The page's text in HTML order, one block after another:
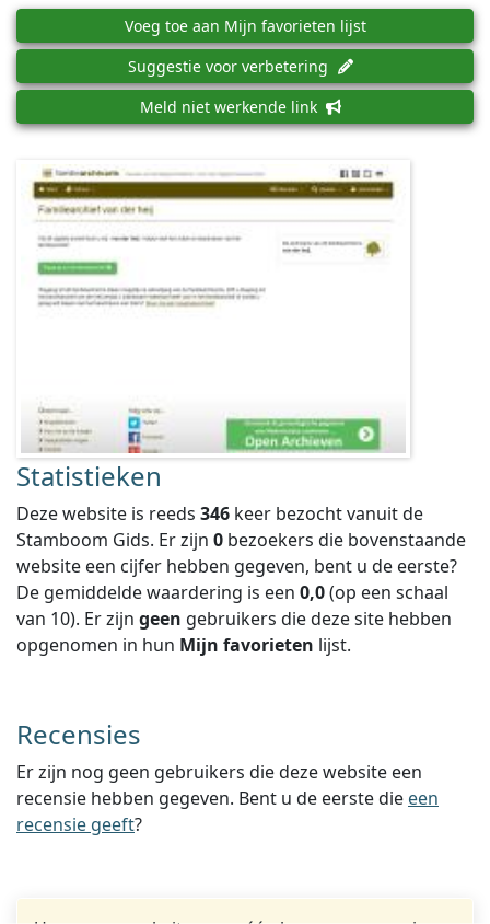
Voeg toe aan Mijn favorieten lijst
Suggestie voor verbetering
Meld niet werkende link
Statistieken
Deze website is reeds 346 keer bezocht vanuit de
Stamboom Gids. Er zijn 0 bezoekers die bovenstaande
website een cijfer hebben gegeven, bent u de eerste?
De gemiddelde waardering is een 0,0(op een schaal
van 10). Er zijn geen gebruikers die deze site hebben
opgenomen in hun Mijn favorieten lijst.
Recensies
Er zijn nog geen gebruikers die deze website een
recensie hebben gegeven. Bent u de eerste die een
recensie geeft?